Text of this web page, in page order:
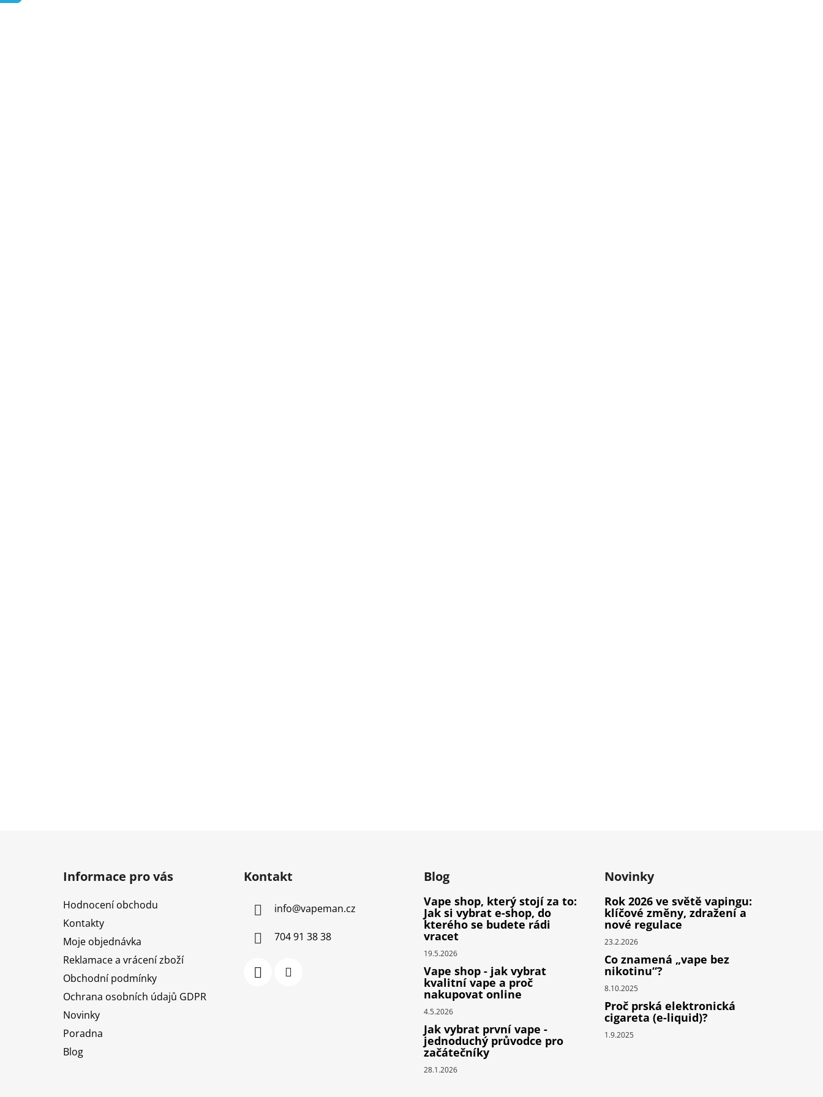
Informace pro vás
Hodnocení obchodu
Kontakty
Moje objednávka
Reklamace a vrácení zboží
Obchodní podmínky
Ochrana osobních údajů GDPR
Novinky
Poradna
Blog
Kontakt
info@vapeman.cz
704 91 38 38
Blog
Vape shop, který stojí za to:
Jak si vybrat e-shop, do
kterého se budete rádi
vracet
19.5.2026
Vape shop - jak vybrat
kvalitní vape a proč
nakupovat online
4.5.2026
Jak vybrat první vape -
jednoduchý průvodce pro
začátečníky
28.1.2026
Novinky
Rok 2026 ve světě vapingu:
klíčové změny, zdražení a
nové regulace
23.2.2026
Co znamená „vape bez
nikotinu“?
8.10.2025
Proč prská elektronická
cigareta (e-liquid)?
1.9.2025